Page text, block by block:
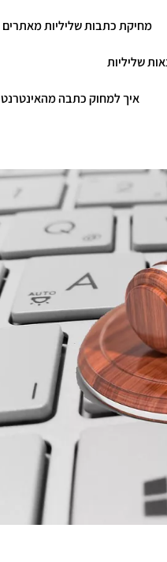
מחיקת כתבות שליליות מאתרים
שליליות
איך למחוק כתבה מהאינטרנט